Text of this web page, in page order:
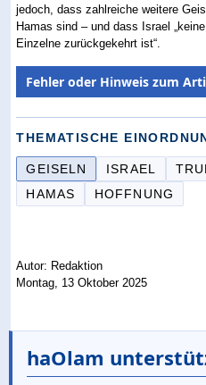
jedoch, dass zahlreiche weitere
Hamas sind – und dass Israel
Einzelne zurückgekehrt ist“.
Fehler oder Hinweis zum
THEMATISCHE
GEISELN ISRAEL
HAMAS
HOFFNUNG
Autor: Redaktion
Montag, 13 Oktober 2025
haOlam